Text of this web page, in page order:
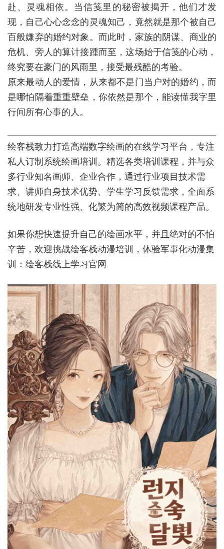
赴、灵魂相依。当信笺里的秘密被揭开，他们才发
现，自己心心念念的灵魂知己，竟然就是那个被自己
百般嫌弃的婚约对象。而此时，家族的阴谋、商业的
危机、旁人的算计接踵而至，这场始于信笺的心动，
终究要在豪门的风雨里，接受最残酷的考验。
原来最动人的爱情，从来都不是门当户对的婚约，而
是哪怕隔着重重壁垒，你依然是那个，能读懂我字里
行间所有心事的人。
绘客栈致力打造高端数字绘画的在线学习平台，专注
私人订制系统绘画培训。精选各类培训课程，并与众
多行业知名画师、企业合作，通过行业项目技术需
求、讲师自身技术优势、学生学习反馈需求，全面系
统地研发专业性强、化繁为简的高效视频课程产品。
如果你想快速提升自己的绘画水平，并且绝对的不怕
辛苦，欢迎挑战绘客栈动漫培训，体验军事化动漫集
训： 绘客栈线上学习官网